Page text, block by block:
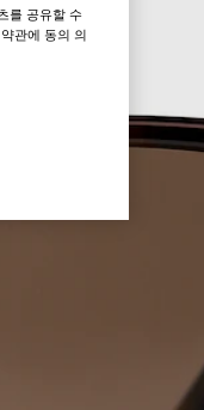
를 공유할 수
관에 동의 의